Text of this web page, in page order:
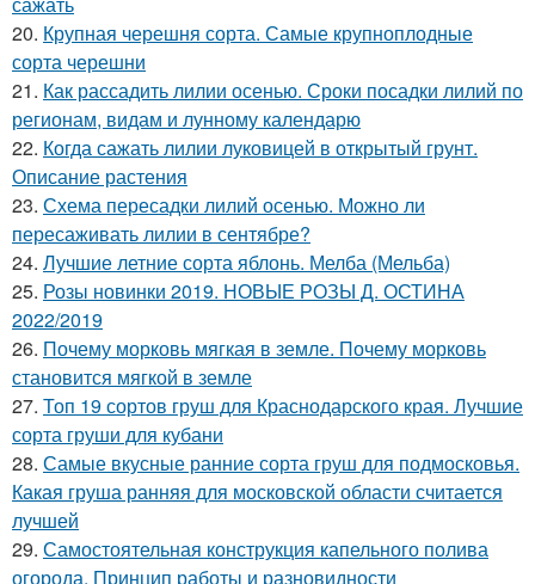
20. Крупная черешня сорта. Самые крупноплодные
сорта черешни
21. Как рассадить лилии осенью. Сроки посадки лилий по
регионам, видам и лунному календарю
22. Когда сажать лилии луковицей в открытый грунт.
Описание растения
23. Схема пересадки лилий осенью. Можно ли
пересаживать лилии в сентябре?
24. Лучшие летние сорта яблонь. Мелба (Мельба)
25. Розы новинки 2019. НОВЫЕ РОЗЫ Д. ОСТИНА
2022/2019
26. Почему морковь мягкая в земле. Почему морковь
становится мягкой в земле
27. Топ 19 сортов груш для Краснодарского края. Лучшие
сорта груши для кубани
28. Самые вкусные ранние сорта груш для подмосковья.
Какая груша ранняя для московской области считается
лучшей
29. Самостоятельная конструкция капельного полива
огорода. Принцип работы и разновидности